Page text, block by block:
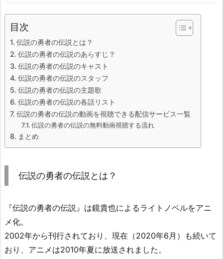
目次
伝説の勇者の伝説とは？
伝説の勇者の伝説のあらすじ？
伝説の勇者の伝説のキャスト
伝説の勇者の伝説のスタッフ
伝説の勇者の伝説の主題歌
伝説の勇者の伝説の各話リスト
伝説の勇者の伝説の動画を視聴できる配信サービス一覧
伝説の勇者の伝説の無料動画視聴する流れ
まとめ
伝説の勇者の伝説とは？
『伝説の勇者の伝説』は鏡貴也によるライトノベルをアニ
メ化。
2002年から刊行されており、現在（2020年6月）も続いて
おり、アニメは2010年夏に放送されました。